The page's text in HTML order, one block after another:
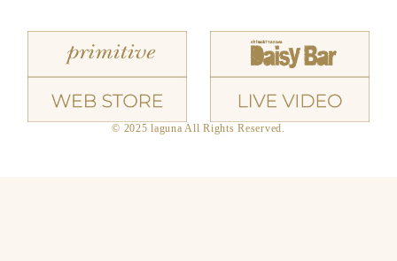
© 2025 laguna All Rights Reserved.